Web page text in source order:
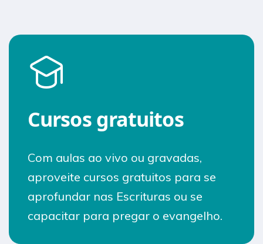
Cursos gratuitos
Com aulas ao vivo ou gravadas,
aproveite cursos gratuitos para se
aprofundar nas Escrituras ou se
capacitar para pregar o evangelho.